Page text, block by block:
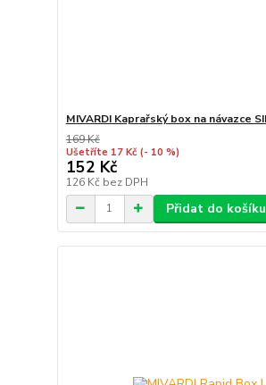
MIVARDI Kaprařský box na návazce
169 Kč
Ušetříte 17 Kč (- 10 %)
152 Kč
126 Kč bez DPH
Přidat do košíku